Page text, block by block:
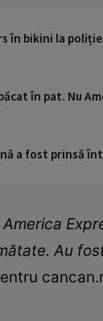
în bikini la
în pat. Nu
a fost prinsă
Au